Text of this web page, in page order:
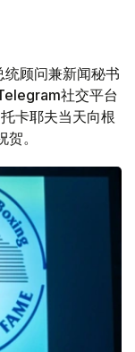
统顾问兼新闻秘书
社交平台
卡耶夫当天向根
。